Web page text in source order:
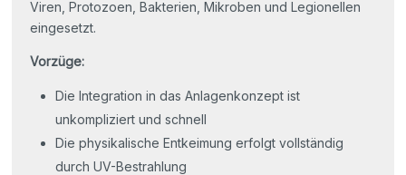
Viren, Protozoen, Bakterien, Mikroben und Legionellen
eingesetzt.
Vorzüge:
Die Integration in das Anlagenkonzept ist
unkompliziert und schnell
Die physikalische Entkeimung erfolgt vollständig
durch UV-Bestrahlung